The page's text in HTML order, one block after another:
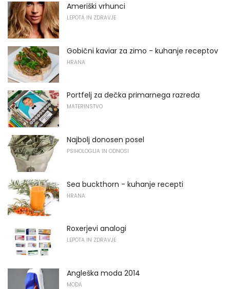
Ameriški vrhunci
LEPOTA IN ZDRAVJE
Gobični kaviar za zimo - kuhanje receptov
HRANA
Portfelj za dečka primarnega razreda
MATERINSTVO
Najbolj donosen posel
PSIHOLOGIJA IN ODNOSI
Sea buckthorn - kuhanje recepti
HRANA
Roxerjevi analogi
LEPOTA IN ZDRAVJE
Angleška moda 2014
MODA